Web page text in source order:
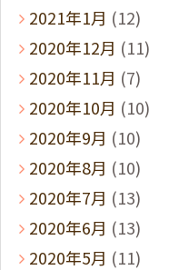
2021年1月 (12)
2020年12月 (11)
2020年11月 (7)
2020年10月 (10)
2020年9月 (10)
2020年8月 (10)
2020年7月 (13)
2020年6月 (13)
2020年5月 (11)